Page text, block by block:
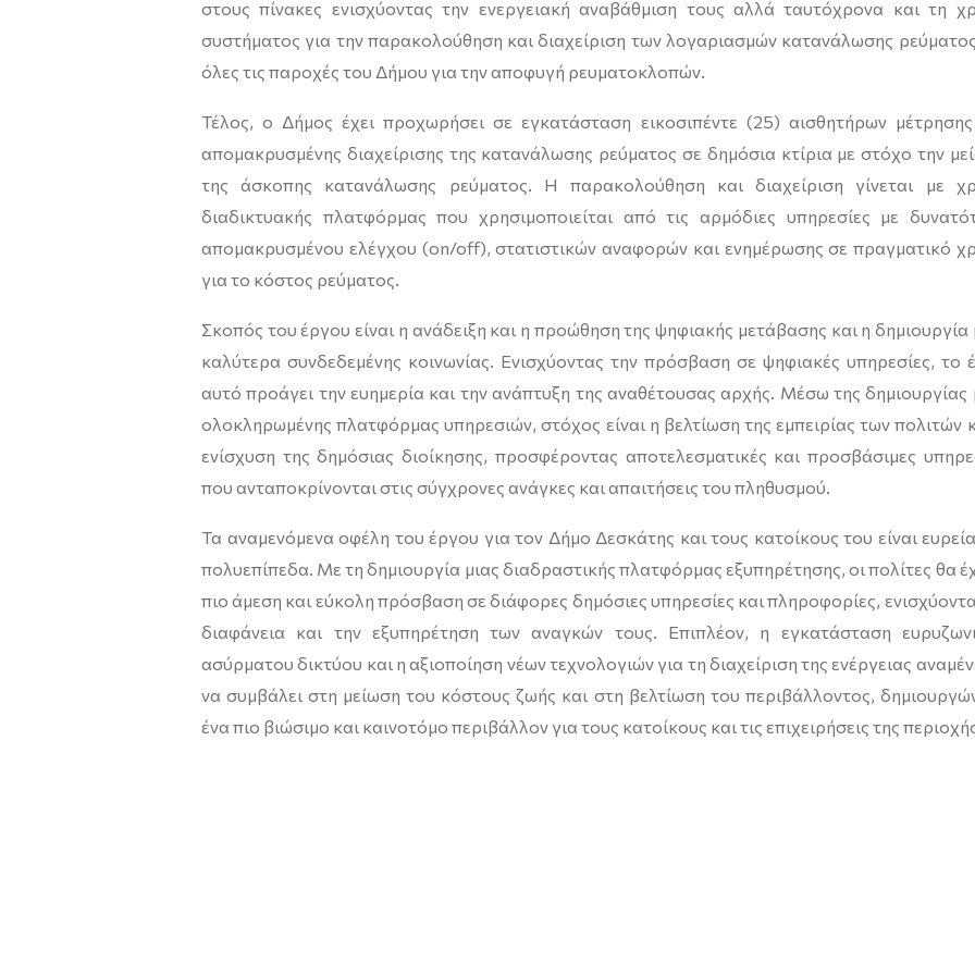
στους πίνακες ενισχύοντας την ενεργειακή αναβάθμιση τους αλλά ταυτόχρονα και τη
συστήματος για την παρακολούθηση και διαχείριση των λογαριασμών κατανάλωσης
όλες τις παροχές του Δήμου για την αποφυγή ρευματοκλοπών.
Τέλος, ο Δήμος έχει προχωρήσει σε εγκατάσταση εικοσιπέντε (25) αισθητήρων
απομακρυσμένης διαχείρισης της κατανάλωσης ρεύματος σε δημόσια κτίρια με στόχο την
της άσκοπης κατανάλωσης ρεύματος. Η παρακολούθηση και διαχείριση γίνεται με
διαδικτυακής πλατφόρμας που χρησιμοποιείται από τις αρμόδιες υπηρεσίες με
απομακρυσμένου ελέγχου (on/off), στατιστικών αναφορών και ενημέρωσης σε πραγματικό
για το κόστος ρεύματος.
Σκοπός του έργου είναι η ανάδειξη και η προώθηση της ψηφιακής μετάβασης και η δημιουργία
καλύτερα συνδεδεμένης κοινωνίας. Ενισχύοντας την πρόσβαση σε ψηφιακές υπηρεσίες, το
αυτό προάγει την ευημερία και την ανάπτυξη της αναθέτουσας αρχής. Μέσω της δημιουργίας
ολοκληρωμένης πλατφόρμας υπηρεσιών, στόχος είναι η βελτίωση της εμπειρίας των πολιτών
ενίσχυση της δημόσιας διοίκησης, προσφέροντας αποτελεσματικές και προσβάσιμες
που ανταποκρίνονται στις σύγχρονες ανάγκες και απαιτήσεις του πληθυσμού.
Τα αναμενόμενα οφέλη του έργου για τον Δήμο Δεσκάτης και τους κατοίκους του είναι
πολυεπίπεδα. Με τη δημιουργία μιας διαδραστικής πλατφόρμας εξυπηρέτησης, οι πολίτες θα
πιο άμεση και εύκολη πρόσβαση σε διάφορες δημόσιες υπηρεσίες και πληροφορίες,
διαφάνεια και την εξυπηρέτηση των αναγκών τους. Επιπλέον, η εγκατάσταση
ασύρματου δικτύου και η αξιοποίηση νέων τεχνολογιών για τη διαχείριση της ενέργειας
να συμβάλει στη μείωση του κόστους ζωής και στη βελτίωση του περιβάλλοντος,
ένα πιο βιώσιμο και καινοτόμο περιβάλλον για τους κατοίκους και τις επιχειρήσεις της